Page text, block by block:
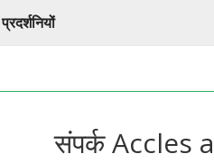
प्रदर्शनियों
संपर्क Accles